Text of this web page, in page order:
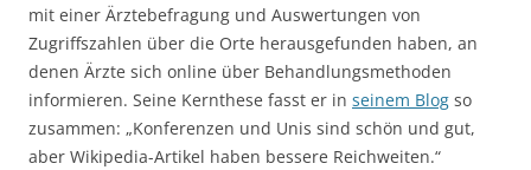
mit einer Ärztebefragung und Auswertungen von
Zugriffszahlen über die Orte herausgefunden haben, an
denen Ärzte sich online über Behandlungsmethoden
informieren. Seine Kernthese fasst er in seinem Blog so
zusammen: „Konferenzen und Unis sind schön und gut,
aber Wikipedia-Artikel haben bessere Reichweiten.“